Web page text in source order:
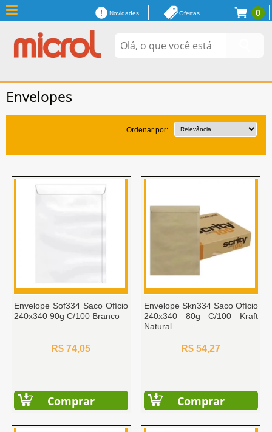
0
Novidades Ofertas
Envelopes
Ordenar por:
Envelope Sof334 Saco Ofício
240x340 90g C/100 Branco
R$ 74,05
Comprar
Envelope Skn334 Saco Ofício
240x340 80g C/100 Kraft
Natural
R$ 54,27
Comprar